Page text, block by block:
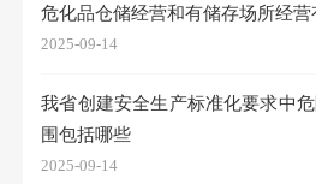
危化品仓储经营和有储存场所经营
2025-09-14
我省创建安全生产标准化要求中
围包括哪些
2025-09-14